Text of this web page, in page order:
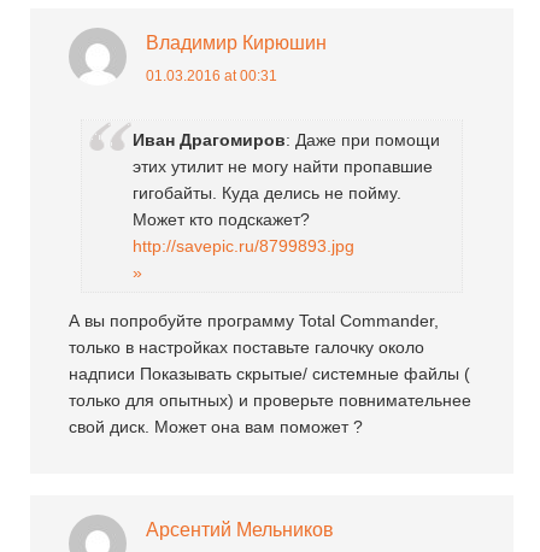
Владимир Кирюшин
01.03.2016 at 00:31
Иван Драгомиров: Даже при помощи
этих утилит не могу найти пропавшие
гигобайты. Куда делись не пойму.
Может кто подскажет?
http://savepic.ru/8799893.jpg
»
А вы попробуйте программу Total Commander,
только в настройках поставьте галочку около
надписи Показывать скрытые/ системные файлы (
только для опытных) и проверьте повнимательнее
свой диск. Может она вам поможет ?
Арсентий Мельников